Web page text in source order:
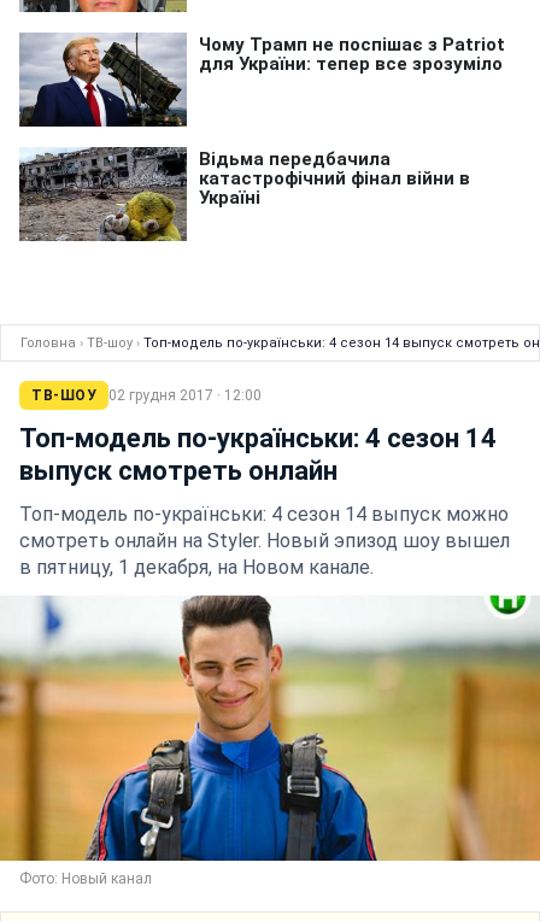
Головна › ТВ-шоу › Топ-модель по-українськи: 4 сезон 14 выпуск смотреть
ТВ-ШОУ 02 грудня 2017 · 12:00
Топ-модель по-українськи: 4 сезон 14
выпуск смотреть онлайн
Топ-модель по-українськи: 4 сезон 14 выпуск можно
смотреть онлайн на Styler. Новый эпизод шоу вышел
в пятницу, 1 декабря, на Новом канале.
Фото: Новый канал